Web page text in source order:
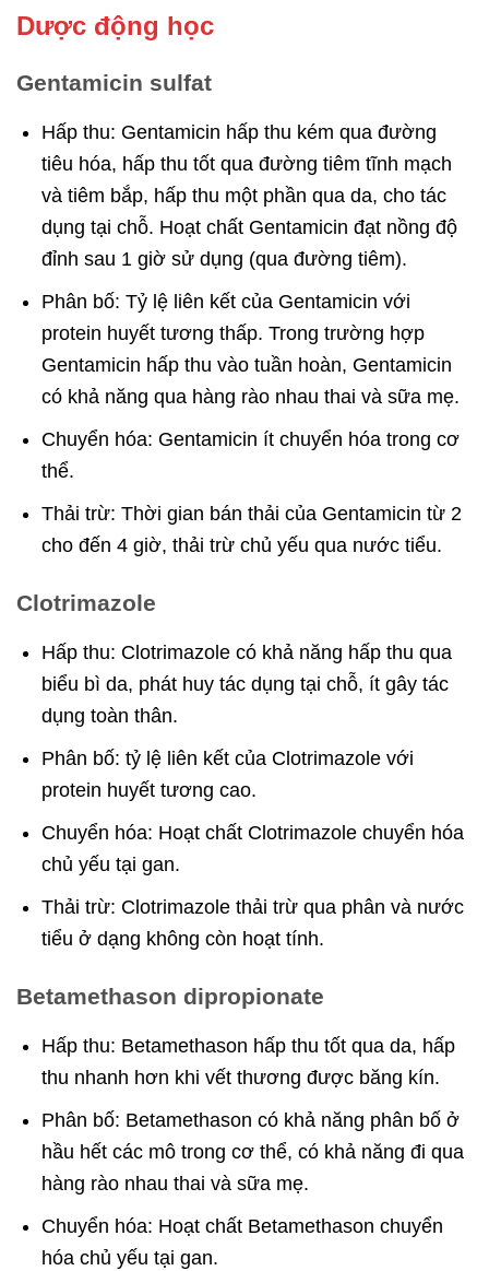
Dược động học
Gentamicin sulfat
Hấp thu: Gentamicin hấp thu kém qua đường
tiêu hóa, hấp thu tốt qua đường tiêm tĩnh mạch
và tiêm bắp, hấp thu một phần qua da, cho tác
dụng tại chỗ. Hoạt chất Gentamicin đạt nồng độ
đỉnh sau 1 giờ sử dụng (qua đường tiêm).
Phân bố: Tỷ lệ liên kết của Gentamicin với
protein huyết tương thấp. Trong trường hợp
Gentamicin hấp thu vào tuần hoàn, Gentamicin
có khả năng qua hàng rào nhau thai và sữa mẹ.
Chuyển hóa: Gentamicin ít chuyển hóa trong cơ
thể.
Thải trừ: Thời gian bán thải của Gentamicin từ 2
cho đến 4 giờ, thải trừ chủ yếu qua nước tiểu.
Clotrimazole
Hấp thu: Clotrimazole có khả năng hấp thu qua
biểu bì da, phát huy tác dụng tại chỗ, ít gây tác
dụng toàn thân.
Phân bố: tỷ lệ liên kết của Clotrimazole với
protein huyết tương cao.
Chuyển hóa: Hoạt chất Clotrimazole chuyển hóa
chủ yếu tại gan.
Thải trừ: Clotrimazole thải trừ qua phân và nước
tiểu ở dạng không còn hoạt tính.
Betamethason dipropionate
Hấp thu: Betamethason hấp thu tốt qua da, hấp
thu nhanh hơn khi vết thương được băng kín.
Phân bố: Betamethason có khả năng phân bố ở
hầu hết các mô trong cơ thể, có khả năng đi qua
hàng rào nhau thai và sữa mẹ.
Chuyển hóa: Hoạt chất Betamethason chuyển
hóa chủ yếu tại gan.